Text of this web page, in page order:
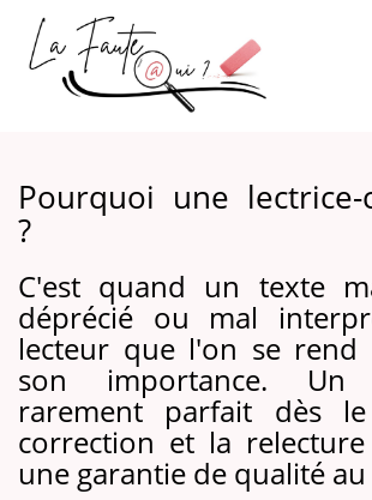
Pourquoi une lectrice-
?
C'est quand un texte
déprécié ou mal
lecteur que l'on se rend
son importance.
rarement parfait dès
correction et la
une garantie de qualité